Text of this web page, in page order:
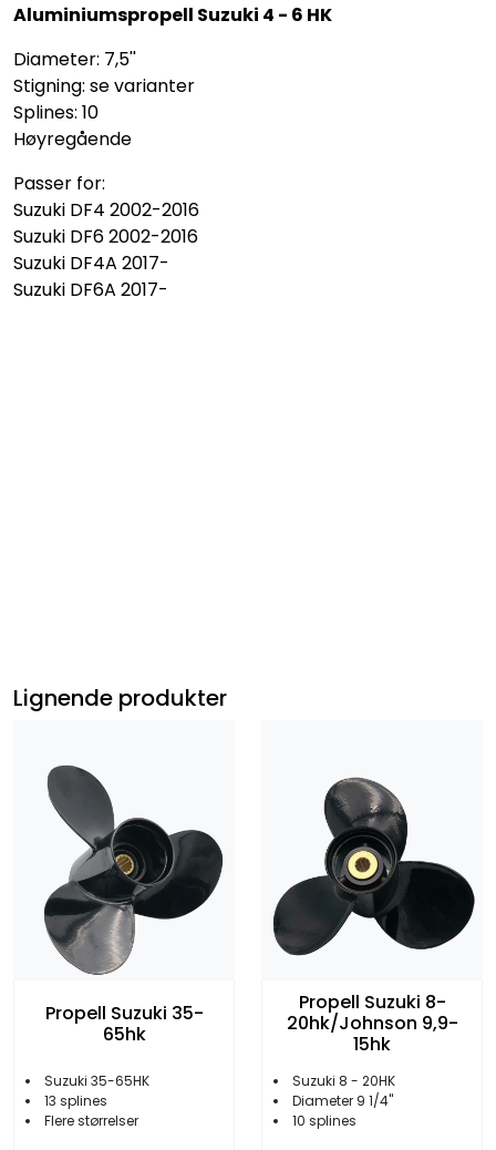
Aluminiumspropell Suzuki 4 - 6 HK
Diameter: 7,5''
Stigning: se varianter
Splines: 10
Høyregående
Passer for:
Suzuki DF4 2002-2016
Suzuki DF6 2002-2016
Suzuki DF4A 2017-
Suzuki DF6A 2017-
Lignende produkter
Propell Suzuki 35-
65hk
Suzuki 35-65HK
13 splines
Flere størrelser
Propell Suzuki 8-
20hk/Johnson 9,9-
15hk
Suzuki 8 - 20HK
Diameter 9 1/4''
10 splines